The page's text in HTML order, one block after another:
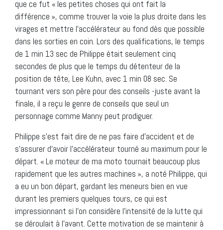
que ce fut « les petites choses qui ont fait la
différence », comme trouver la voie la plus droite dans les
virages et mettre l’accélérateur au fond dès que possible
dans les sorties en coin. Lors des qualifications, le temps
de 1 min 13 sec de Philippe était seulement cinq
secondes de plus que le temps du détenteur de la
position de tête, Lee Kuhn, avec 1 min 08 sec. Se
tournant vers son père pour des conseils -juste avant la
finale, il a reçu le genre de conseils que seul un
personnage comme Manny peut prodiguer.
Philippe s’est fait dire de ne pas faire d’accident et de
s’assurer d’avoir l’accélérateur tourné au maximum pour le
départ. « Le moteur de ma moto tournait beaucoup plus
rapidement que les autres machines », a noté Philippe, qui
a eu un bon départ, gardant les meneurs bien en vue
durant les premiers quelques tours, ce qui est
impressionnant si l’on considère l’intensité de la lutte qui
se déroulait à l’avant. Cette motivation de se maintenir à